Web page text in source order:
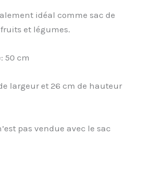
idéal comme sac de
et légumes.
50 cm
largeur et 26 cm de hauteur
pas vendue avec le sac